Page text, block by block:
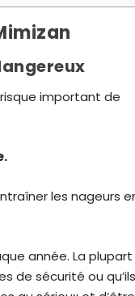
important de
les nageurs
année. La plupart
de sécurité ou